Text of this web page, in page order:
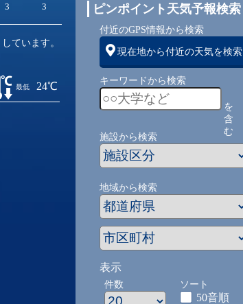
3 3 4 4 4 3
ています。
最低 24℃
ピンポイント天気予報検索
付近のGPS情報から検索
現在地から付近の天気を検索
キーワードから検索
を
含
む
施設から検索
地域から検索
表示
件数 ソート
50音順